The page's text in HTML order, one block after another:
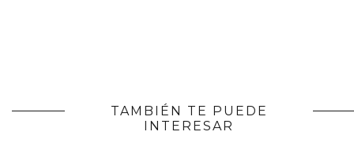
TAMBIÉN TE PUEDE
INTERESAR